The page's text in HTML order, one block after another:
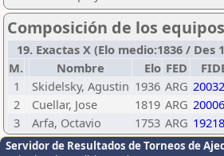
Composición de los
19. Exactas X (Elo medio:1836 / Des
M.
Nombre Elo FED
1
Skidelsky, Agustin 1936 ARG
2
Cuellar, Jose 1819 ARG
3
Arfa, Octavio 1753 ARG
Servidor de Resultados de Torneos de